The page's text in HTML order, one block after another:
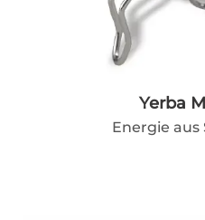
Yerba
Energie